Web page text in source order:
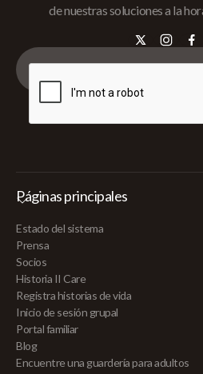
de nuestras soluciones a la
Páginas principales
Estado del sistema
Prensa
Socios
Historia II Care
Registra historias de vida
Inicio de sesión grupal
Portal familiar
Blog
Encuentre una guardería para adultos